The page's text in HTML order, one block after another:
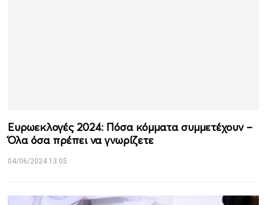
Ευρωεκλογές 2024: Πόσα κόμματα συμμετέχουν –
Όλα όσα πρέπει να γνωρίζετε
04/06/2024 13:05